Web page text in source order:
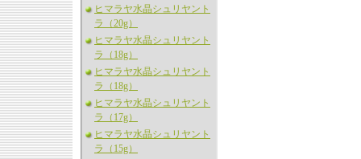
ヒマラヤ水晶シュリヤント
ラ（20g）
ヒマラヤ水晶シュリヤント
ラ（18g）
ヒマラヤ水晶シュリヤント
ラ（18g）
ヒマラヤ水晶シュリヤント
ラ（17g）
ヒマラヤ水晶シュリヤント
ラ（15g）